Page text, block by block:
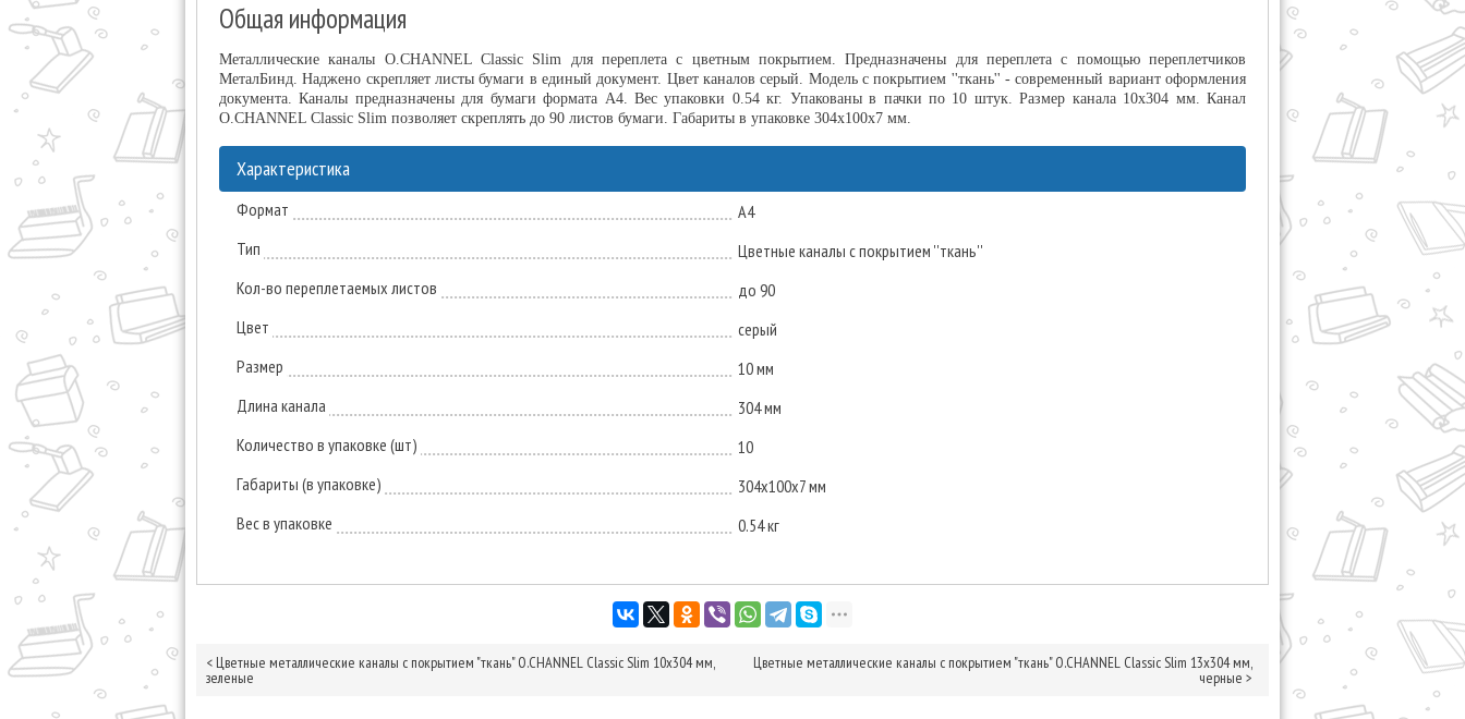
Общая информация
Металлические каналы O.CHANNEL Classic Slim для переплета с цветным покрытием. Предназначены для переплета с помощью переплетчиков
МеталБинд. Наджено скрепляет листы бумаги в единый документ. Цвет каналов серый. Модель с покрытием ''ткань'' - современный вариант оформления
документа. Каналы предназначены для бумаги формата А4. Вес упаковки 0.54 кг. Упакованы в пачки по 10 штук. Размер канала 10х304 мм. Канал
O.CHANNEL Classic Slim позволяет скреплять до 90 листов бумаги. Габариты в упаковке 304х100х7 мм.
Характеристика
Формат
А4
Тип
Цветные каналы с покрытием ''ткань''
Кол-во переплетаемых листов
до 90
Цвет
серый
Размер
10 мм
Длина канала
304 мм
Количество в упаковке (шт)
10
Габариты (в упаковке)
304х100х7 мм
Вес в упаковке
0.54 кг
< Цветные металлические каналы с покрытием "ткань" O.CHANNEL Classic Slim 10х304 мм,
зеленые
Цветные металлические каналы с покрытием "ткань" O.CHANNEL Classic Slim 13х304 мм,
черные >